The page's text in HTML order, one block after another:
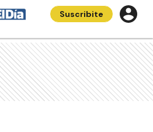
Suscribite